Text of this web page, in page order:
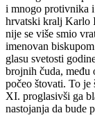
i mnogo protivnika
hrvatski kralj Karlo
nije se više smio
imenovan
glasu svetosti
brojnih čuda, među
počeo štovati. To
XI. proglasivši ga
nastojanja da bude